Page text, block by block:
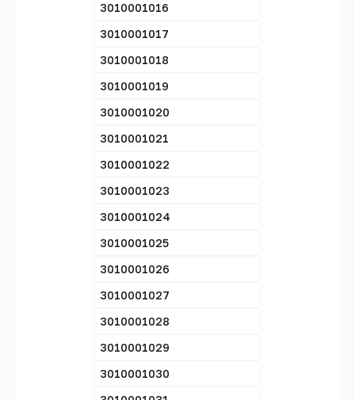
3010001016
3010001017
3010001018
3010001019
3010001020
3010001021
3010001022
3010001023
3010001024
3010001025
3010001026
3010001027
3010001028
3010001029
3010001030